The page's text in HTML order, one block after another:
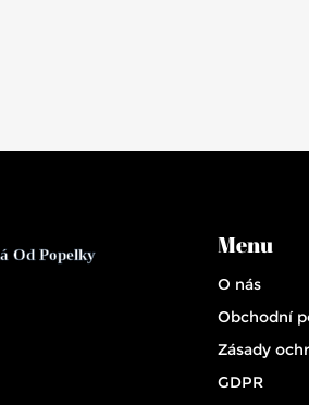
Menu
O nás
Obchodní
Zásady
GDPR